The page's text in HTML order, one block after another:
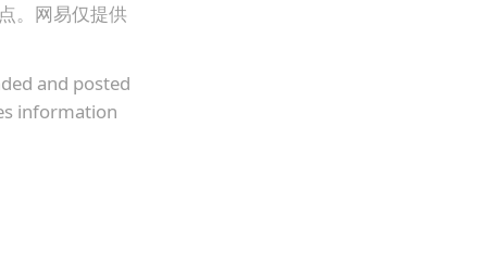
。网易仅提供
and posted
information